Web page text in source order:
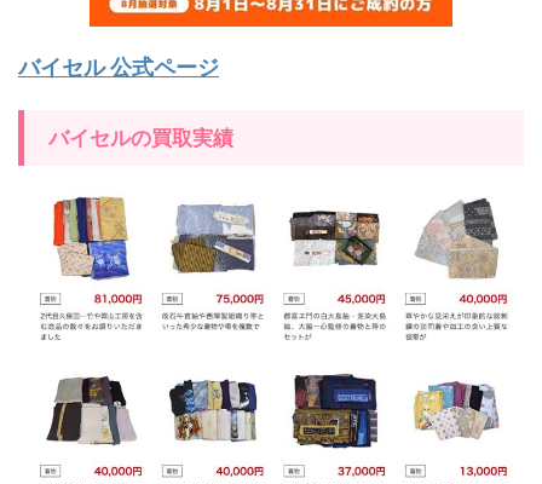
バイセル 公式ページ
バイセルの買取実績